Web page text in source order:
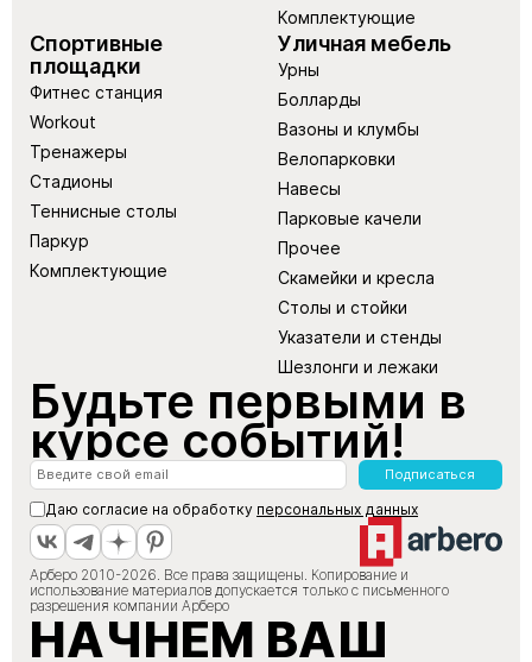
Комплектующие
Спортивные
площадки
Фитнес станция
Workout
Тренажеры
Стадионы
Теннисные столы
Паркур
Комплектующие
Уличная мебель
Урны
Болларды
Вазоны и клумбы
Велопарковки
Навесы
Парковые качели
Прочее
Скамейки и кресла
Столы и стойки
Указатели и стенды
Шезлонги и лежаки
Будьте первыми в
курсе событий!
Подписаться
Даю согласие на обработку персональных данных
Арберо 2010-2026. Все права защищены. Копирование и
использование материалов допускается только с письменного
разрешения компании Арберо
НАЧНЕМ ВАШ